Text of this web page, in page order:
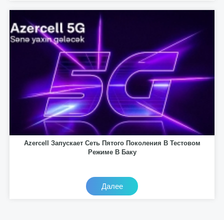
Azercell Запускает Сеть Пятого Поколения В Тестовом
Режиме В Баку
Далее